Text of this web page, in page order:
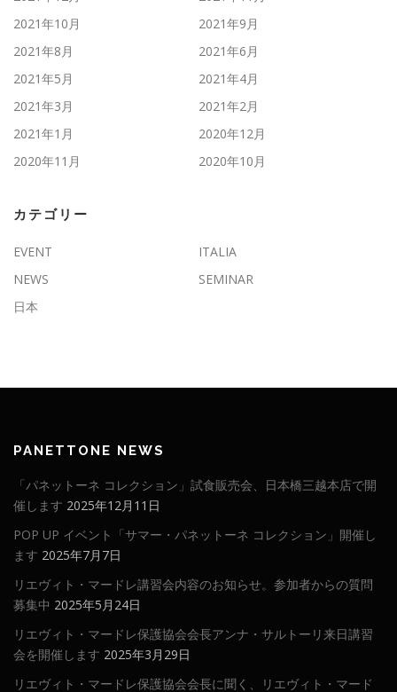
2021年10月
2021年9月
2021年8月
2021年6月
2021年5月
2021年4月
2021年3月
2021年2月
2021年1月
2020年12月
2020年11月
2020年10月
カテゴリー
EVENT
ITALIA
NEWS
SEMINAR
日本
PANETTONE NEWS
「パネットーネ コレクション」試食販売会、日本橋三越本店で開
催します 2025年12月11日
POP UP イベント「サマー・パネットーネ コレクション」開催し
ます 2025年7月7日
リエヴィト・マードレ講習会内容のお知らせ。参加者からの質問
募集中 2025年5月24日
リエヴィト・マードレ保護協会会長アンナ・サルトーリ来日講習
会を開催します 2025年3月29日
リエヴィト・マードレ保護協会会長に聞く、リエヴィト・マード